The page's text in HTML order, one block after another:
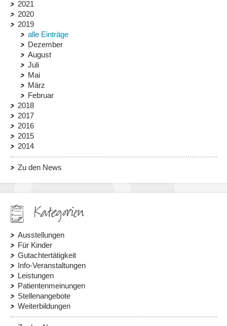
2021
2020
2019
alle Einträge
Dezember
August
Juli
Mai
März
Februar
2018
2017
2016
2015
2014
Zu den News
Kategorien
Ausstellungen
Für Kinder
Gutachtertätigkeit
Info-Veranstaltungen
Leistungen
Patientenmeinungen
Stellenangebote
Weiterbildungen